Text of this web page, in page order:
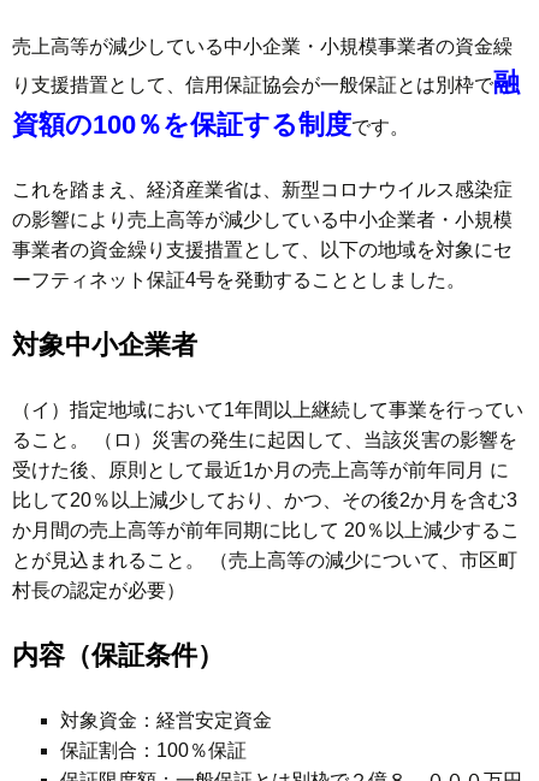
売上高等が減少している中小企業・小規模事業者の資金繰
り支援措置として、信用保証協会が一般保証とは別枠で融
資額の100％を保証する制度です。
これを踏まえ、経済産業省は、新型コロナウイルス感染症
の影響により売上高等が減少している中小企業者・小規模
事業者の資金繰り支援措置として、以下の地域を対象にセ
ーフティネット保証4号を発動することとしました。
対象中小企業者
（イ）指定地域において1年間以上継続して事業を行ってい
ること。 （ロ）災害の発生に起因して、当該災害の影響を
受けた後、原則として最近1か月の売上高等が前年同月 に
比して20％以上減少しており、かつ、その後2か月を含む3
か月間の売上高等が前年同期に比して 20％以上減少するこ
とが見込まれること。 （売上高等の減少について、市区町
村長の認定が必要）
内容（保証条件）
対象資金：経営安定資金
保証割合：100％保証